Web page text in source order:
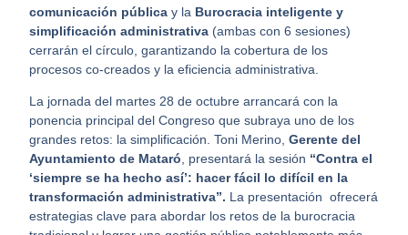
comunicación públicay la Burocracia inteligente y
simplificación administrativa (ambas con 6 sesiones)
cerrarán el círculo, garantizando la cobertura de los
procesos co-creados y la eficiencia administrativa.
La jornada del martes 28 de octubre arrancará con la
ponencia principal del Congreso que subraya uno de los
grandes retos: la simplificación. Toni Merino,Gerente del
Ayuntamiento de Mataró, presentará la sesión “Contra el
‘siempre se ha hecho así’: hacer fácil lo difícil en la
transformación administrativa”. La presentación ofrecerá
estrategias clave para abordar los retos de la burocracia